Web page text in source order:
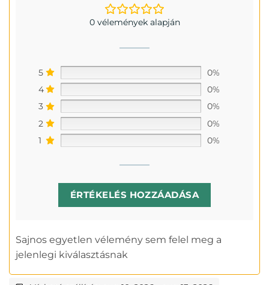
0 vélemények alapján
5
0%
4
0%
3
0%
2
0%
1
0%
ÉRTÉKELÉS HOZZÁADÁSA
Sajnos egyetlen vélemény sem felel meg a
jelenlegi kiválasztásnak